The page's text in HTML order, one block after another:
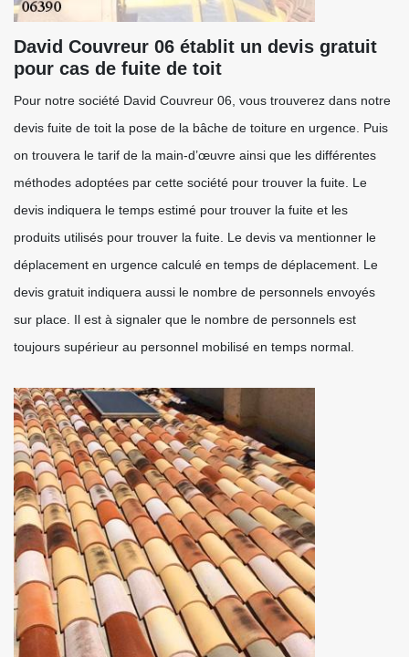
David Couvreur 06 établit un devis gratuit
pour cas de fuite de toit
Pour notre société David Couvreur 06, vous trouverez dans notre
devis fuite de toit la pose de la bâche de toiture en urgence. Puis
on trouvera le tarif de la main-d’œuvre ainsi que les différentes
méthodes adoptées par cette société pour trouver la fuite. Le
devis indiquera le temps estimé pour trouver la fuite et les
produits utilisés pour trouver la fuite. Le devis va mentionner le
déplacement en urgence calculé en temps de déplacement. Le
devis gratuit indiquera aussi le nombre de personnels envoyés
sur place. Il est à signaler que le nombre de personnels est
toujours supérieur au personnel mobilisé en temps normal.